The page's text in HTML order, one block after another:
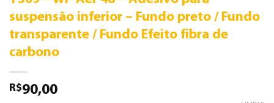
suspensão inferior – Fundo preto / Fundo
transparente / Fundo Efeito fibra de
carbono
R$90,00